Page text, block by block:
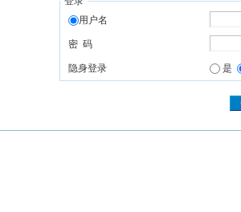
用户名
密 码
隐身登录 是